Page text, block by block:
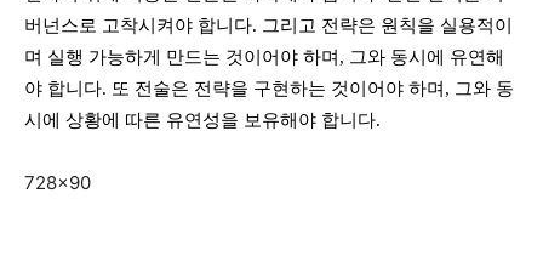
버넌스로 고착시켜야 합니다. 그리고 전략은 원칙을 실용적이
며 실행 가능하게 만드는 것이어야 하며, 그와 동시에 유연해
야 합니다. 또 전술은 전략을 구현하는 것이어야 하며, 그와 동
시에 상황에 따른 유연성을 보유해야 합니다.
728×90